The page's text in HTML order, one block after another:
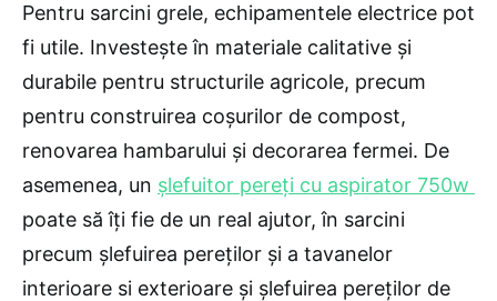
Pentru sarcini grele, echipamentele electrice pot
fi utile. Investește în materiale calitative și
durabile pentru structurile agricole, precum
pentru construirea coșurilor de compost,
renovarea hambarului și decorarea fermei. De
asemenea, un șlefuitor pereți cu aspirator 750w
poate să îți fie de un real ajutor, în sarcini
precum șlefuirea pereților și a tavanelor
interioare si exterioare și șlefuirea pereților de